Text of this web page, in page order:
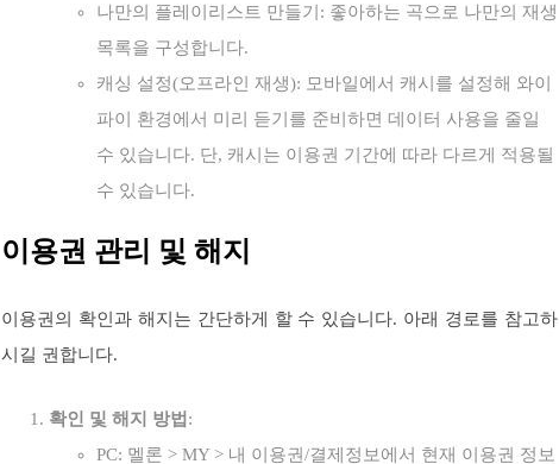
나만의 플레이리스트 만들기: 좋아하는 곡으로 나만의 재생
목록을 구성합니다.
캐싱 설정(오프라인 재생): 모바일에서 캐시를 설정해 와이
파이 환경에서 미리 듣기를 준비하면 데이터 사용을 줄일
수 있습니다. 단, 캐시는 이용권 기간에 따라 다르게 적용될
수 있습니다.
이용권 관리 및 해지
이용권의 확인과 해지는 간단하게 할 수 있습니다. 아래 경로를 참고하
시길 권합니다.
확인 및 해지 방법 :
PC: 멜론 > MY > 내 이용권/결제정보에서 현재 이용권 정보